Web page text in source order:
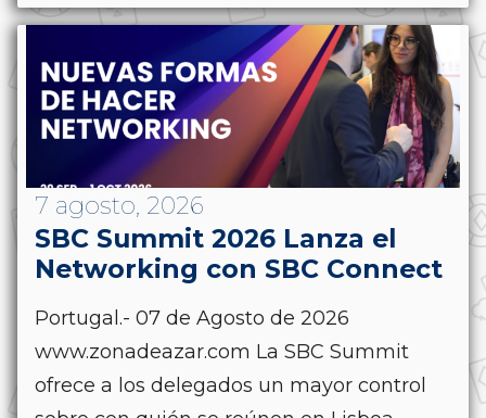
7 agosto, 2026
SBC Summit 2026 Lanza el
Networking con SBC Connect
Portugal.- 07 de Agosto de 2026
www.zonadeazar.com La SBC Summit
ofrece a los delegados un mayor control